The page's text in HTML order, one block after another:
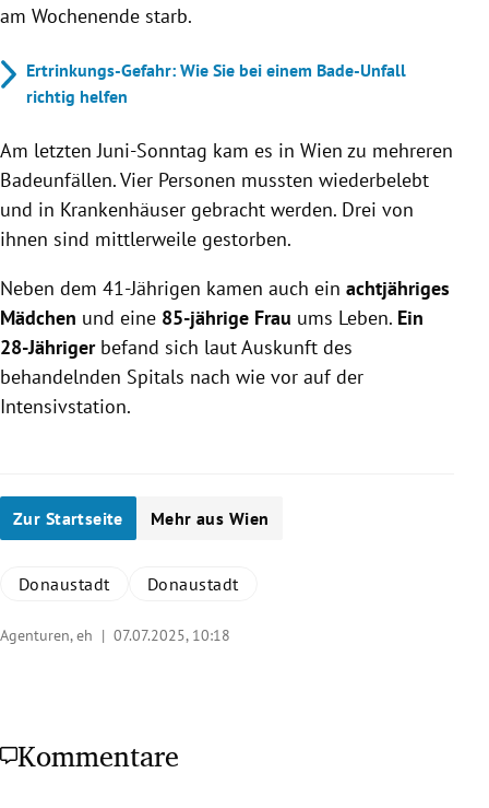
am Wochenende starb.
Ertrinkungs-Gefahr: Wie Sie bei einem Bade-Unfall
richtig helfen
Am letzten Juni-Sonntag kam es in Wien zu mehreren
Badeunfällen. Vier Personen mussten wiederbelebt
und in Krankenhäuser gebracht werden. Drei von
ihnen sind mittlerweile gestorben.
Neben dem 41-Jährigen kamen auch ein achtjähriges
Mädchen und eine 85-jährige Frau ums Leben. Ein
28-Jährigerbefand sich laut Auskunft des
behandelnden Spitals nach wie vor auf der
Intensivstation.
Zur Startseite Mehr aus Wien
Donaustadt Donaustadt
Agenturen, eh | 07.07.2025, 10:18
Kommentare